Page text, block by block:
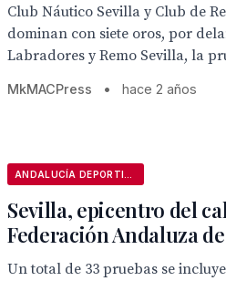
Club Náutico Sevilla y Club de
dominan con siete oros, por
Labradores y Remo Sevilla, la
MkMACPress • hace 2 años
Sevilla, epicentro del
Federación Andaluza
Un total de 33 pruebas se